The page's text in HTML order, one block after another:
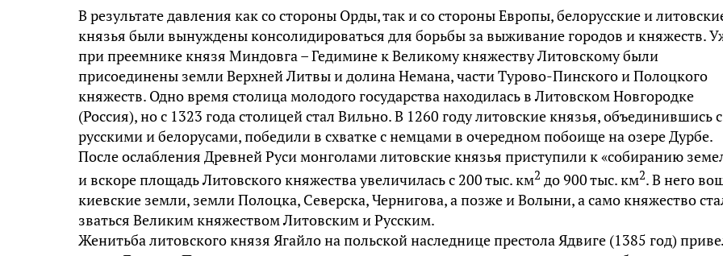
В результате давления как со стороны Орды, так и со стороны Европы, белорусские и
князья были вынуждены консолидироваться для борьбы за выживание городов и княжеств.
при преемнике князя Миндовга – Гедимине к Великому княжеству Литовскому были
присоединены земли Верхней Литвы и долина Немана, части Турово-Пинского и Полоцкого
княжеств. Одно время столица молодого государства находилась в Литовском Новгородке
(Россия), но с 1323 года столицей стал Вильно. В 1260 году литовские князья, объединившись с
русскими и белорусами, победили в схватке с немцами в очередном побоище на озере Дурбе.
После ослабления Древней Руси монголами литовские князья приступили к «собиранию
и вскоре площадь Литовского княжества увеличилась с 200 тыс. км2 до 900 тыс. км2. В него
киевские земли, земли Полоцка, Северска, Чернигова, а позже и Волыни, а само княжество
зваться Великим княжеством Литовским и Русским.
Женитьба литовского князя Ягайло на польской наследнице престола Ядвиге (1385 год)